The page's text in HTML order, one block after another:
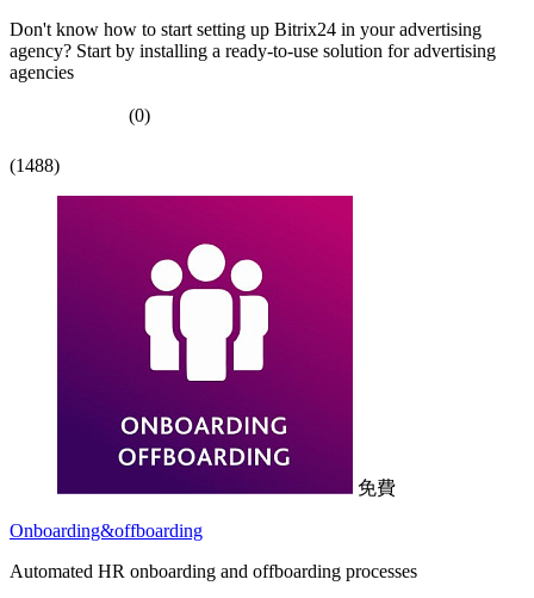
Don't know how to start setting up Bitrix24 in your advertising
agency? Start by installing a ready-to-use solution for advertising
agencies
(0)
(1488)
免費
Onboarding&offboarding
Automated HR onboarding and offboarding processes